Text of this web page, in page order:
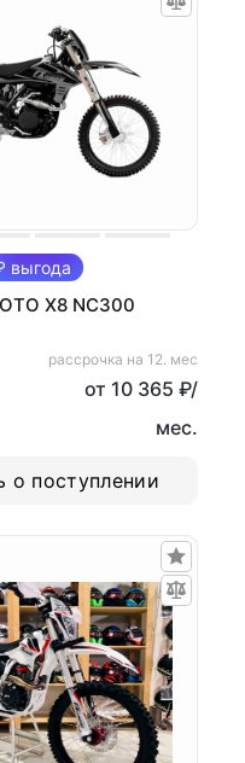
выгода
X8 NC300
рассрочка на 12. мес
от 10 365 ₽/
мес.
о поступлении